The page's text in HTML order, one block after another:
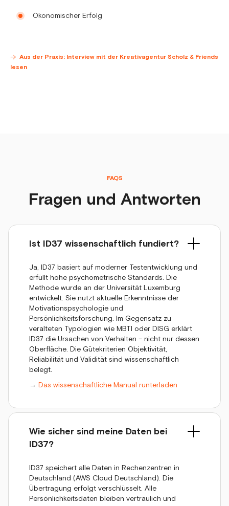
Ökonomischer Erfolg
Aus der Praxis: Interview mit der Kreativagentur Scholz & Friends
lesen
FAQS
Fragen und Antworten
Ist ID37 wissenschaftlich fundiert?
Ja, ID37 basiert auf moderner Testentwicklung und
erfüllt hohe psychometrische Standards. Die
Methode wurde an der Universität Luxemburg
entwickelt. Sie nutzt aktuelle Erkenntnisse der
Motivationspsychologie und
Persönlichkeitsforschung. Im Gegensatz zu
veralteten Typologien wie MBTI oder DISG erklärt
ID37 die Ursachen von Verhalten – nicht nur dessen
Oberfläche. Die Gütekriterien Objektivität,
Reliabilität und Validität sind wissenschaftlich
belegt.
→ Das wissenschaftliche Manual runterladen
Wie sicher sind meine Daten bei
ID37?
ID37 speichert alle Daten in Rechenzentren in
Deutschland (AWS Cloud Deutschland). Die
Übertragung erfolgt verschlüsselt. Alle
Persönlichkeitsdaten bleiben vertraulich und